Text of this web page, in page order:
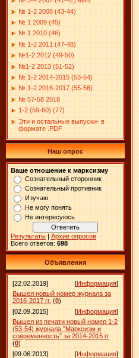
№ 1-2 2008 (43-44)
№ 1 2009 (45)
№ 1 2010 (46)
№ 1-2 2011 (47-48)
№1-2 2012 (49-50)
№1-2 2013 (51-52)
№ 1-2 2014-2015 (53-54)
№ 1-2 2016-2017 (55-56)
№ 57-58 2018
1-2 (59-60) (77)
Эти и остальные выпуски- в
формате .PDF
Наш опрос
Ваше отношение к марксизму
Сознательный сторонник
Сознательный противник
Изучаю
Не могу понять
Не интересуюсь
Результаты | Архив опросов
Всего ответов: 698
Объявления
[22.02.2019] [Информация]
Вышел новый номер журнала за
2016-2017 гг. (0)
[02.09.2015]
[Информация]
Вышел из печати новый номер 1-2
(53-54) журнала "Марксизм и
современность" за 2014-2015 гг
(0)
[09.06.2013]
[Информация]